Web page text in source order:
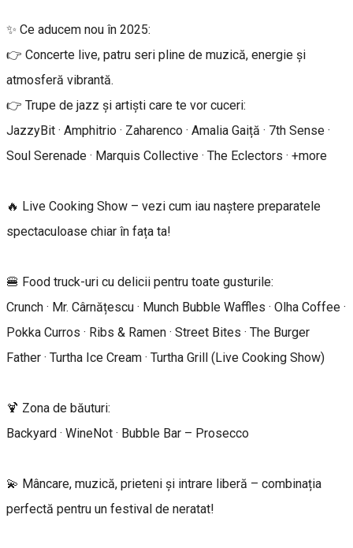
✨ Ce aducem nou în 2025:
👉 Concerte live, patru seri pline de muzică, energie și
atmosferă vibrantă.
👉 Trupe de jazz și artiști care te vor cuceri:
JazzyBit · Amphitrio · Zaharenco · Amalia Gaiță · 7th Sense ·
Soul Serenade · Marquis Collective · The Eclectors · +more
🔥 Live Cooking Show – vezi cum iau naștere preparatele
spectaculoase chiar în fața ta!
🍔 Food truck-uri cu delicii pentru toate gusturile:
Crunch · Mr. Cârnățescu · Munch Bubble Waffles · Olha Coffee ·
Pokka Curros · Ribs & Ramen · Street Bites · The Burger
Father · Turtha Ice Cream · Turtha Grill (Live Cooking Show)
🍹 Zona de băuturi:
Backyard · WineNot · Bubble Bar – Prosecco
💫 Mâncare, muzică, prieteni și intrare liberă – combinația
perfectă pentru un festival de neratat!